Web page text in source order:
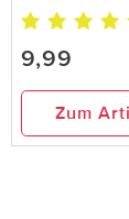
9,99
Zum